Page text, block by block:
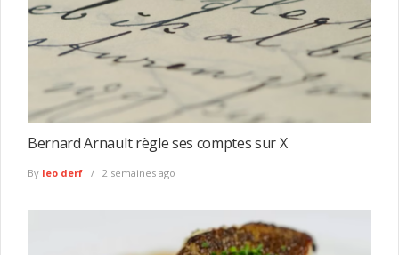
Bernard Arnault règle ses comptes sur X
By leo derf 2 semaines ago